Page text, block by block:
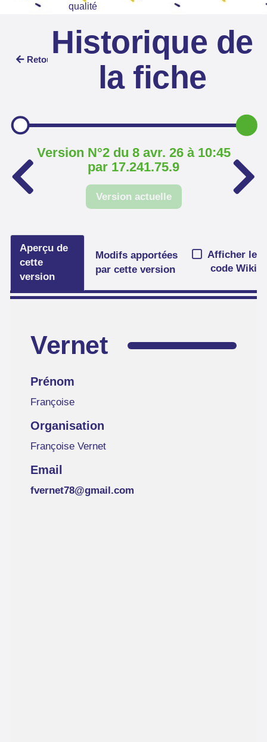
qualité
Retour Historique de
la fiche
Version N°2 du 8 avr. 26 à 10:45
par 17.241.75.9
Version actuelle
Aperçu de
cette
version
Modifs apportées
par cette version
Afficher le
code Wiki
Vernet
Prénom
Françoise
Organisation
Françoise Vernet
Email
fvernet78@gmail.com